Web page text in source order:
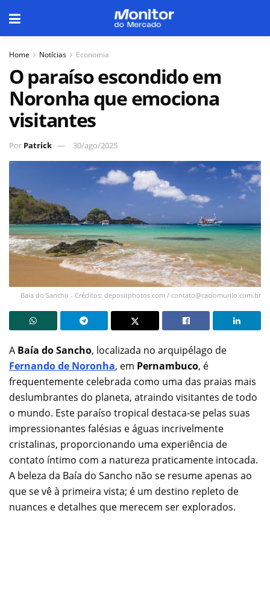
Home Notícias Economia
O paraíso escondido em
Noronha que emociona
visitantes
Por Patrick 30/ago/2025
Baia do Sancho - Créditos: depositphotos.com / contato@caciomurilo.com.br
A Baía do Sancho, localizada no arquipélago de
Fernando de Noronha, em Pernambuco, é
frequentemente celebrada como uma das praias mais
deslumbrantes do planeta, atraindo visitantes de todo
o mundo. Este paraíso tropical destaca-se pelas suas
impressionantes falésias e águas incrivelmente
cristalinas, proporcionando uma experiência de
contato íntimo com a natureza praticamente intocada.
A beleza da Baía do Sancho não se resume apenas ao
que se vê à primeira vista; é um destino repleto de
nuances e detalhes que merecem ser explorados.